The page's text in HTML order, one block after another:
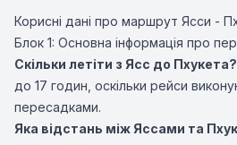
Корисні дані про маршрут Ясси -
Блок 1: Основна інформація про
Скільки летіти з Ясс до Пхукета?
до 17 годин, оскільки рейси
пересадками.
Яка відстань між Яссами та